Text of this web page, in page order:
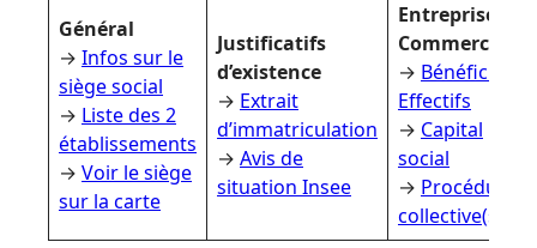
Général
→ Infos sur le
siège social
→ Liste des 2
établissements
→ Voir le siège
sur la carte
Justificatifs
d’existence
→ Extrait
d’immatriculation
→ Avis de
situation Insee
Entreprise
Commerciale
→ Bénéficiaires
Effectifs
→ Capital
social
→ Procédure(s)
collective(s)